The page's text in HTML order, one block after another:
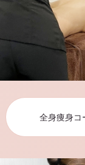
全身痩身コ